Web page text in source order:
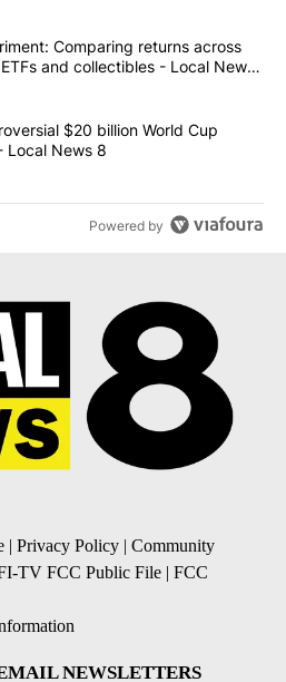
most commented articles in the last
$10K experiment: Comparing
Comparing returns across
and collectibles - Local News
scraps controversial $20 billion
$20 billion World Cup
Local News 8
Powered by
| Privacy Policy | Community
TV FCC Public File | FCC
NEWSLETTERS